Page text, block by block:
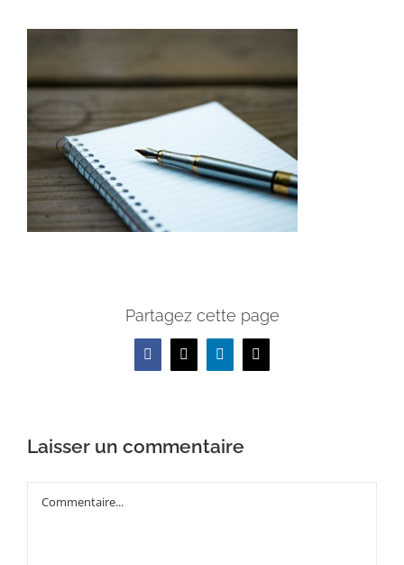
Partagez cette page
Facebook
X LinkedInEmail
Laisser un commentaire
Commentaire